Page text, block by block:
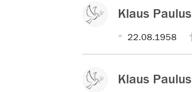
Klaus Paulus
22.08.1958
Klaus Paulus